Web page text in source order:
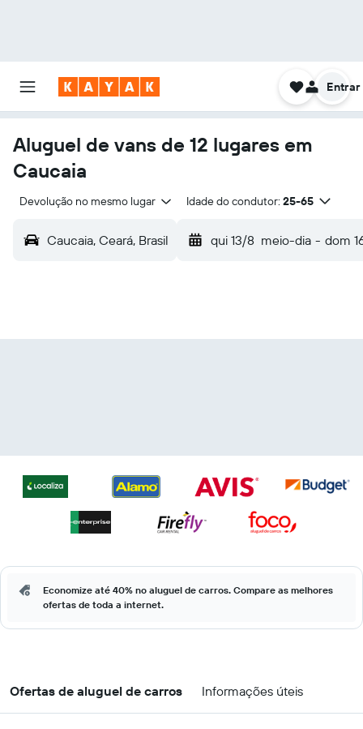
Entrar
Aluguel de vans de 12 lugares em
Caucaia
Devolução no mesmo lugar Idade do condutor: 25-65
Caucaia, Ceará, Brasil qui 13/8 meio-dia - dom
Economize até 40% no aluguel de carros. Compare as melhores
ofertas de toda a internet.
Ofertas de aluguel de carros Informações úteis